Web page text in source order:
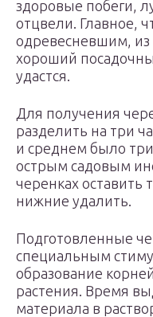
здоровые побеги,
отцвели. Главное,
одревесневшим, из
хороший
удастся.
Для получения
разделить на три
и среднем было
острым садовым
черенках оставить
нижние удалить.
Подготовленные
специальным
образование
растения. Время
материала в